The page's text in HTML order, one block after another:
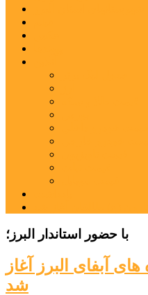
با حضور استاندار البرز؛
آبفای البرز آغاز
شد